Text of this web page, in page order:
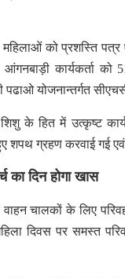
महिलाओं को प्रशस्ति
आंगनबाड़ी कार्यकर्ता
योजनान्तर्गत
शिशु के हित में उत्कृष्ट
शपथ ग्रहण करवाई गई
का दिन होगा खास
वाहन चालकों के लिए
दिवस पर समस्त